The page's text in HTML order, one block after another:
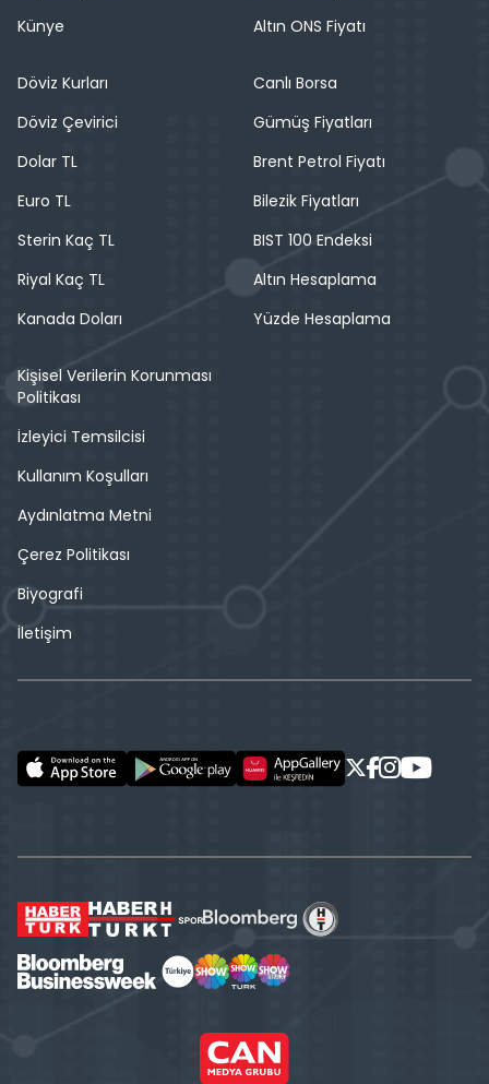
Künye
Altın ONS Fiyatı
Döviz Kurları
Döviz Çevirici
Dolar TL
Euro TL
Sterin Kaç TL
Riyal Kaç TL
Kanada Doları
Canlı Borsa
Gümüş Fiyatları
Brent Petrol Fiyatı
Bilezik Fiyatları
BIST 100 Endeksi
Altın Hesaplama
Yüzde Hesaplama
Kişisel Verilerin Korunması
Politikası
İzleyici Temsilcisi
Kullanım Koşulları
Aydınlatma Metni
Çerez Politikası
Biyografi
İletişim